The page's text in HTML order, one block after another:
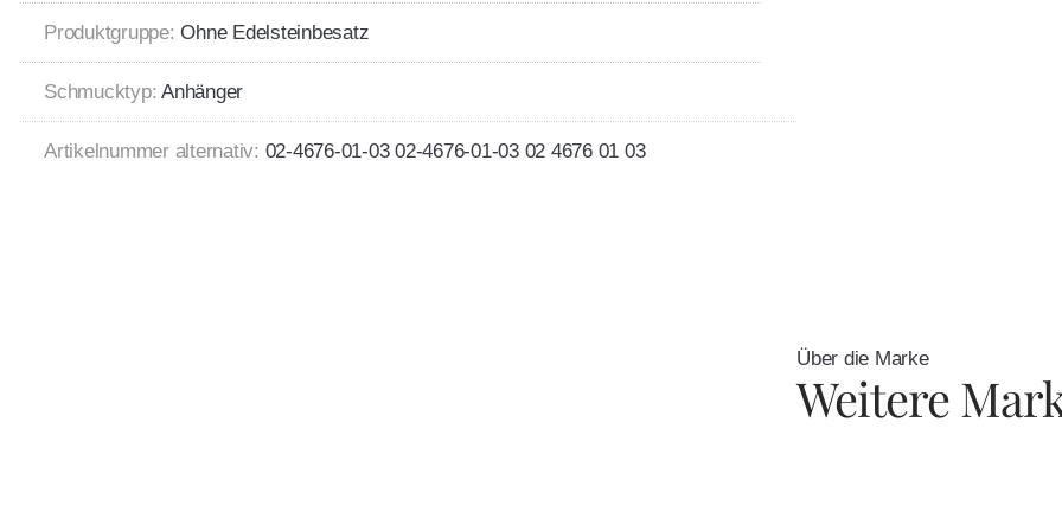
Produktgruppe: Ohne Edelsteinbesatz
Schmucktyp: Anhänger
Artikelnummer alternativ: 02-4676-01-03 02-4676-01-03 02 4676 01 03
Über die Marke
Weitere